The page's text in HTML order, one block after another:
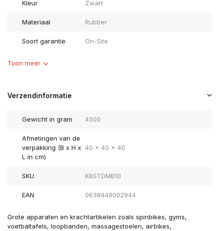
Kleur Zwart
Materiaal Rubber
Soort garantie On-Site
Toon meer
Verzendinformatie
Gewicht in gram 4500
Afmetingen van de
verpakking (B x H x
L in cm)
40 x 40 x 40
SKU KBSTDMB10
EAN 0638448002944
Grote apparaten en krachtartikelen zoals spinbikes, gyms,
voetbaltafels, loopbanden, massagestoelen, airbikes,